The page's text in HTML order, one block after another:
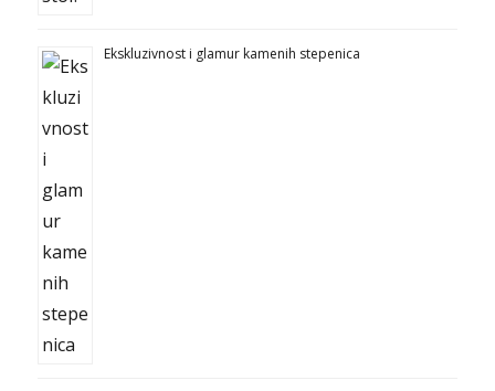
Ekskluzivnost i glamur kamenih stepenica